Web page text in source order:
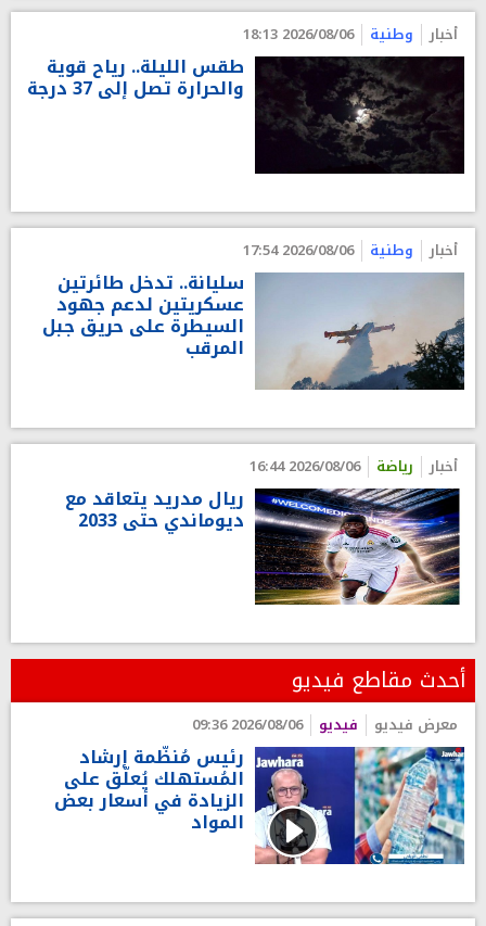
أخبار وطنية 2026/08/06 18:13
طقس الليلة.. رياح قوية
والحرارة تصل إلى 37 درجة
أخبار وطنية 2026/08/06 17:54
سليانة.. تدخل طائرتين
عسكريتين لدعم جهود
السيطرة على حريق جبل
المرقب
أخبار رياضة 2026/08/06 16:44
ريال مدريد يتعاقد مع
ديوماندي حتى 2033
أحدث مقاطع فيديو
معرض فيديو فيديو 2026/08/06 09:36
رئيس مُنظّمة إرشاد
المُستهلك يُعلّق على
الزيادة في أسعار بعض
المواد